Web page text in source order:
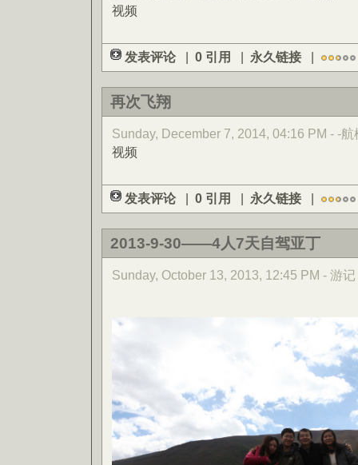
视频
发表评论 | 0 引用 | 永久链接 |
再次飞翔
Sunday, December 7, 2014, 04:16 PM - -航
视频
发表评论 | 0 引用 | 永久链接 |
2013-9-30——4人7天自驾亚丁
Sunday, October 13, 2013, 12:45 PM - 游记